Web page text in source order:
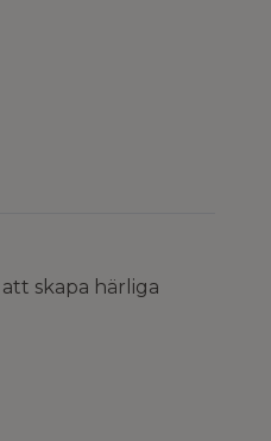
skapa härliga